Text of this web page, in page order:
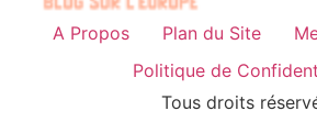
A Propos Plan du Site
Politique de
Tous droits